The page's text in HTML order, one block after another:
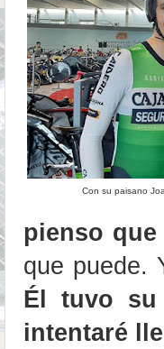
Con su paisano
pienso
que puede.
Él tuvo
intentaré